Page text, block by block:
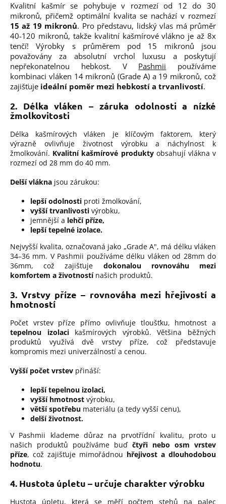
Kvalitní kašmír se pohybuje v rozmezí od 12 do 30
mikronů, přičemž optimální kvalita se nachází v rozmezí
15 až 19 mikronů. Pro představu, lidský vlas má průměr
40-120 mikronů, takže kvalitní kašmírové vlákno je až 8x
tenčí!Výrobky s průměrem pod 15 mikronů jsou
považovány za absolutní vrchol luxusu a poskytují
nepřekonatelnou hebkost. V Pashmii používáme
kombinaci vláken 14 mikronů (Grade A) a 19 mikronů, což
zajišťuje ideální poměr mezi hebkostí a trvanlivostí.
2. Délka vláken – záruka odolnosti a nízké
žmolkovitosti
Délka kašmírových vláken je klíčovým faktorem, který
výrazně ovlivňuje životnost výrobku a náchylnost k
žmolkování. Kvalitní kašmírové produktyobsahují vlákna v
rozmezí od 28 mm do 40 mm.
Delší vlákna jsou zárukou:
lepší odolnosti proti žmolkování,
vyšší trvanlivosti výrobku,
jemnější a lehčí příze,
lepší tepelné izolace.
Nejvyšší kvalita, označovaná jako „Grade A", má délku vláken
34–36 mm. V Pashmii používáme délku vláken od 28mm do
36mm, což zajišťuje dokonalou rovnováhu mezi
komfortem a životností našich produktů.
3. Vrstvy příze – rovnováha mezi hřejivostí a
hmotností
Počet vrstev příze přímo ovlivňuje tloušťku, hmotnost a
tepelnou izolacikašmírových výrobků. Většina běžných
produktů využívá dvě vrstvy příze, což představuje
kompromis mezi univerzálností a cenou.
Vyšší počet vrstev přináší:
lepší tepelnou izolaci,
vyšší hmotnost výrobku,
větší spotřebu materiálu (a tedy vyšší cenu),
delší životnost.
V Pashmii klademe důraz na prvotřídní kvalitu, proto u
našich produktů používáme buď čtyři nebo osm vrstev
příze, což zajišťuje mimořádnou hřejivost a dlouhodobou
hodnotu.
4. Hustota úpletu – určuje charakter výrobku
Hustota úpletu, která se měří počtem stehů na palec